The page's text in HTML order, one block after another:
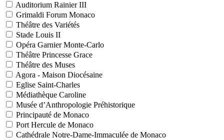
Auditorium Rainier III
Grimaldi Forum Monaco
Théâtre des Variétés
Stade Louis II
Opéra Garnier Monte-Carlo
Théâtre Princesse Grace
Théâtre des Muses
Agora - Maison Diocésaine
Eglise Saint-Charles
Médiathèque Caroline
Musée d’Anthropologie Préhistorique
Principauté de Monaco
Port Hercule de Monaco
Cathédrale Notre-Dame-Immaculée de Monaco